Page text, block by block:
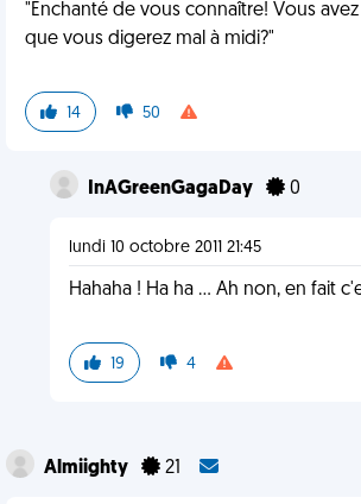
"Enchanté de vous connaître! Vous
que vous digerez mal à midi?"
14 50
InAGreenGagaDay 0
lundi 10 octobre 2011 21:45
Hahaha ! Ha ha ... Ah non, en fait
19 4
Almiighty 21